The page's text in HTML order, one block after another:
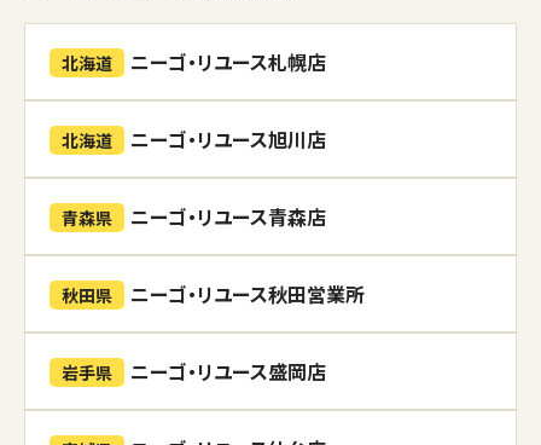
北海道 ニーゴ・リユース札幌店
北海道 ニーゴ・リユース旭川店
青森県 ニーゴ・リユース青森店
秋田県 ニーゴ・リユース秋田営業所
岩手県 ニーゴ・リユース盛岡店